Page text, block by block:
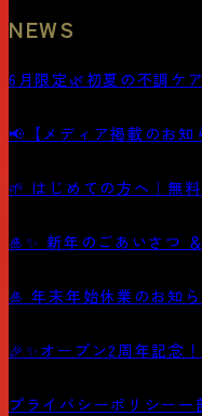
NEWS
6月限定🌿初夏の不調ケ
📢【メディア掲載のお知
🌱 はじめての方へ｜無
🎍✨ 新年のごあいさつ
🎍 年末年始休業のお知
🎉✨オープン2周年記念
プライバシーポリシー